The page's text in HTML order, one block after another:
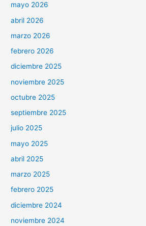
mayo 2026
abril 2026
marzo 2026
febrero 2026
diciembre 2025
noviembre 2025
octubre 2025
septiembre 2025
julio 2025
mayo 2025
abril 2025
marzo 2025
febrero 2025
diciembre 2024
noviembre 2024